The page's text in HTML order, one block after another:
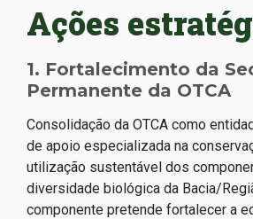
Ações
1. Fortalecimento da
Permanente da OTCA
Consolidação da OTCA como
de apoio especializada na
utilização sustentável dos
diversidade biológica da Bacia/
componente pretende fortalecer a